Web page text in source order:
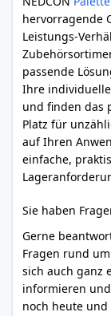
hervorragende
Leistungs-
passende
Ihre
und finden das
Platz für
auf Ihren
einfache,
Sie haben
Gerne
Fragen rund
sich auch ganz
informieren
noch heute und